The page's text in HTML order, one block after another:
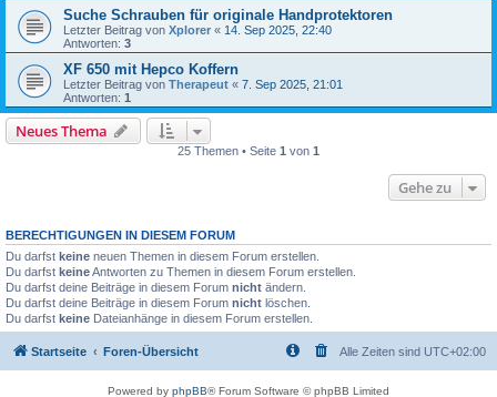
Suche Schrauben für originale Handprotektoren
Letzter Beitrag von Xplorer « 14. Sep 2025, 22:40
Antworten: 3
XF 650 mit Hepco Koffern
Letzter Beitrag von Therapeut « 7. Sep 2025, 21:01
Antworten: 1
Neues Thema
25 Themen • Seite 1 von 1
Gehe zu
BERECHTIGUNGEN IN DIESEM FORUM
Du darfst keine neuen Themen in diesem Forum erstellen.
Du darfst keineAntworten zu Themen in diesem Forum erstellen.
Du darfst deine Beiträge in diesem Forum nicht ändern.
Du darfst deine Beiträge in diesem Forum nicht löschen.
Du darfst keine Dateianhänge in diesem Forum erstellen.
Startseite Foren-Übersicht Alle Zeiten sind UTC+02:00
Powered by phpBB® Forum Software © phpBB Limited